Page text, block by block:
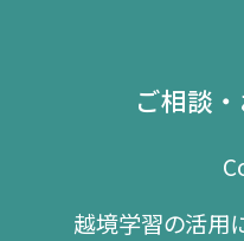
ご相談
越境学習の​活用